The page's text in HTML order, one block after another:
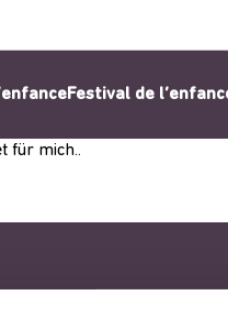
Festival de
für mich..